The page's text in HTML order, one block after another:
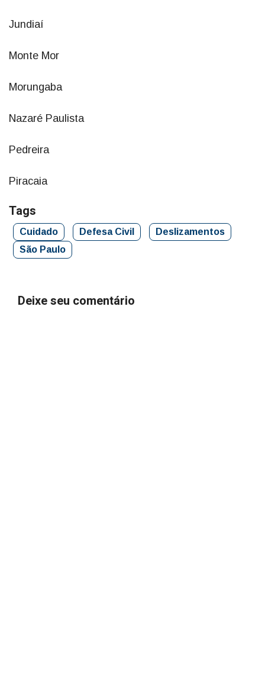
Jundiaí
Monte Mor
Morungaba
Nazaré Paulista
Pedreira
Piracaia
Tags
Cuidado Defesa Civil
Deslizamentos
São Paulo
Deixe seu comentário